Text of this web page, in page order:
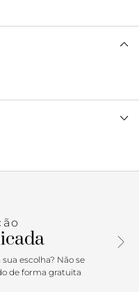
texturizada com
Com
Brizza em uma delas.
escolha? Não se
de forma gratuita